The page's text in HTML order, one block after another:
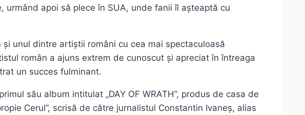
apoi să plece în SUA, unde fanii îl așteaptă cu
unul dintre artiștii români cu cea mai spectaculoasă
român a ajuns extrem de cunoscut și apreciat în întreaga
un succes fulminant.
său album intitulat „DAY OF WRATH”, produs de casa de
Cerul”, scrisă de către jurnalistul Constantin Ivaneș, alias